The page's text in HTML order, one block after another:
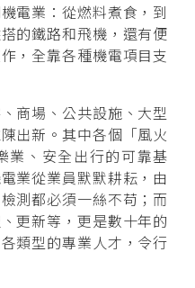
電業：從燃料煮食，到
的鐵路和飛機，還有便
，全靠各種機電項目支
商場、公共設施、大型
出新。其中各個「風火
業、安全出行的可靠基
業從業員默默耕耘，由
測都必須一絲不苟；而
更新等，更是數十年的
類型的專業人才，令行